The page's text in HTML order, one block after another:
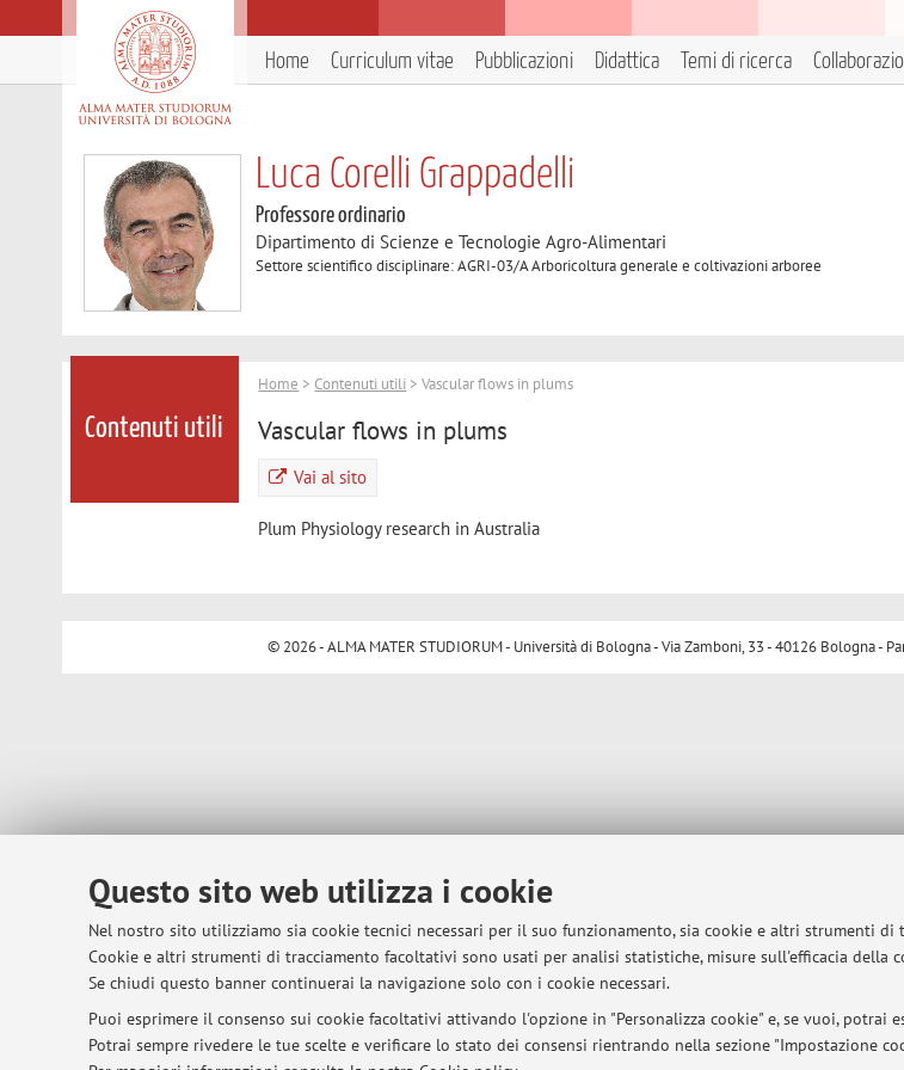
Questo sito web utilizza i cookie
Nel nostro sito utilizziamo sia cookie tecnici necessari per il suo funzionamento, sia cookie e altri strumenti
Cookie e altri strumenti di tracciamento facoltativi sono usati per analisi statistiche, misure sull'efficacia
Se chiudi questo banner continuerai la navigazione solo con i cookie necessari.
Puoi esprimere il consenso sui cookie facoltativi attivando l'opzione in "Personalizza cookie" e, se vuoi, potrai
Potrai sempre rivedere le tue scelte e verificare lo stato dei consensi rientrando nella sezione "Impostazione
Home Curriculum vitae Pubblicazioni Didattica Temi di ricerca
Luca Corelli Grappadelli
Professore ordinario
Dipartimento di Scienze e Tecnologie Agro-Alimentari
Settore scientifico disciplinare: AGRI-03/A Arboricoltura generale e coltivazioni arboree
Contenuti utili
Home >Contenuti utili > Vascular flows in plums
Vascular flows in plums
Vai al sito
Plum Physiology research in Australia
© 2026 - ALMA MATER STUDIORUM - Università di Bologna - Via Zamboni, 33 - 40126 Bologna -